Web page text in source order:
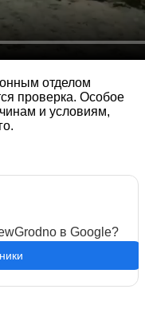
отделом
проверка. Особое
и условиям,
в Google?